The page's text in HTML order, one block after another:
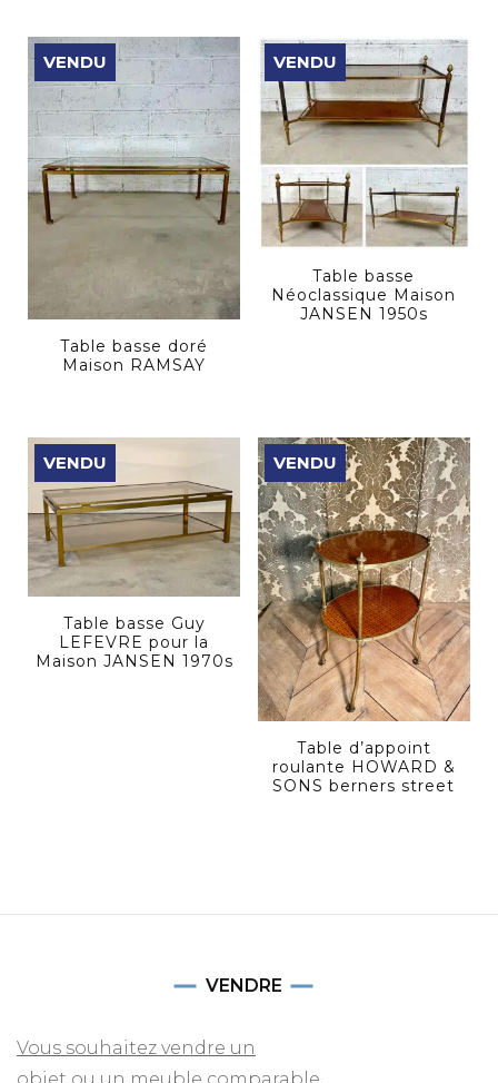
VENDU
Table basse doré
Maison RAMSAY
VENDU
Table basse
Néoclassique Maison
JANSEN 1950s
VENDU
Table basse Guy
LEFEVRE pour la
Maison JANSEN 1970s
VENDU
Table d’appoint
roulante HOWARD &
SONS berners street
VENDRE
Vous souhaitez vendre un
objet ou un meuble comparable.